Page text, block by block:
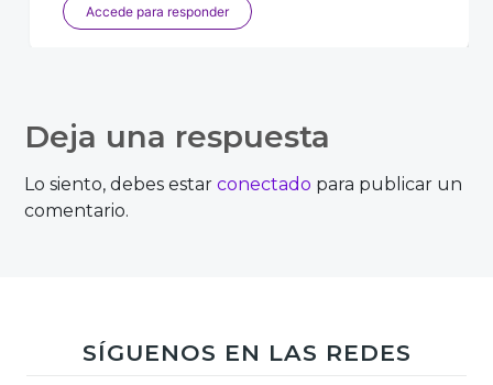
Accede para responder
Hola Jorge
necesidad de recurrir a una app. Sin
Deja una respuesta
Lo siento, debes estarconectado para publicar un
comentario.
SÍGUENOS EN LAS REDES